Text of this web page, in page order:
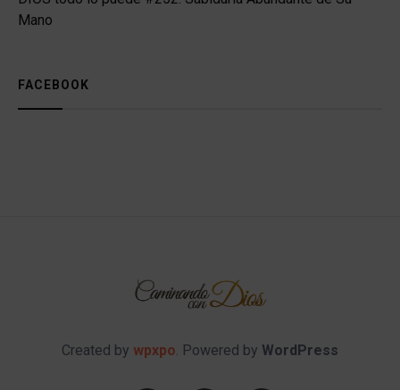
Mano
FACEBOOK
Created by wpxpo. Powered by WordPress